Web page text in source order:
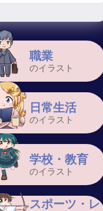
職業
のイラスト
日常生活
のイラスト
学校・教育
のイラスト
スポーツ・レ